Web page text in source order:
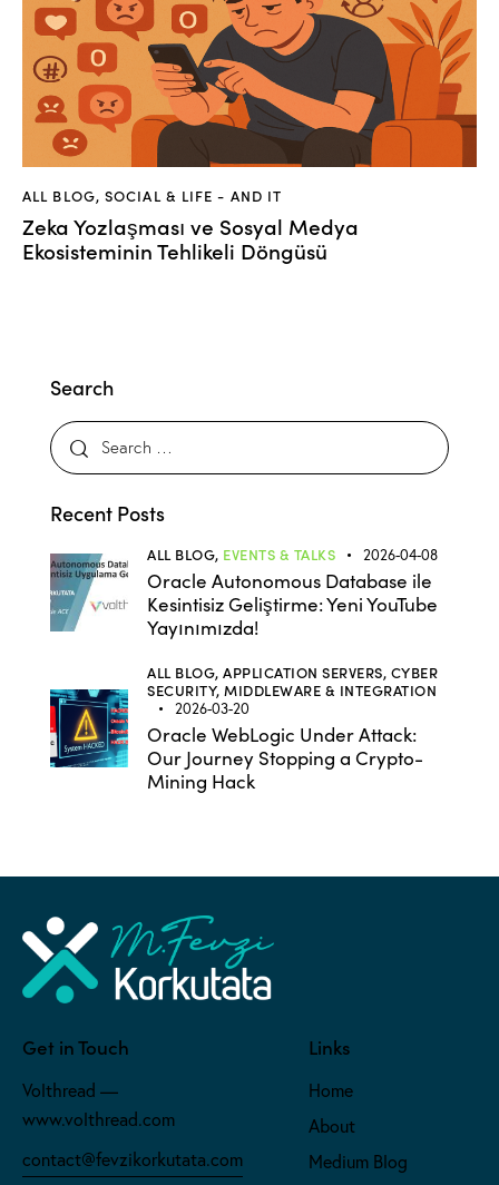
ALL BLOG,SOCIAL & LIFE - AND IT
Zeka Yozlaşması ve Sosyal Medya
Ekosisteminin Tehlikeli Döngüsü
Search
Recent Posts
ALL BLOG, EVENTS & TALKS 2026-04-08
Oracle Autonomous Database ile
Kesintisiz Geliştirme: Yeni YouTube
Yayınımızda!
ALL BLOG, APPLICATION SERVERS, CYBER
SECURITY, MIDDLEWARE & INTEGRATION
2026-03-20
Oracle WebLogic Under Attack:
Our Journey Stopping a Crypto-
Mining Hack
Get in Touch
Volthread —
www.volthread.com
contact@fevzikorkutata.com
Links
Home
About
Medium Blog